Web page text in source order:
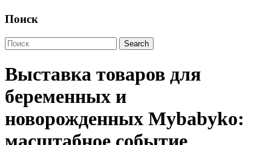
Поиск
Выставка товаров для
беременных и
новорожденных Mybabyko:
масштабное событие